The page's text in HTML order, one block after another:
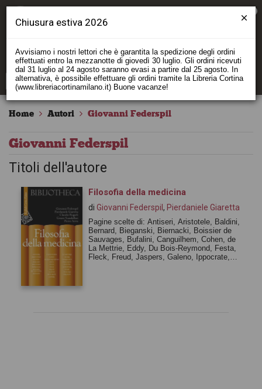
Home Autori Giovanni Federspil
Giovanni Federspil
Titoli dell'autore
Filosofia della medicina
di Giovanni Federspil , Pierdaniele Giaretta
Pagine scelte di: Antiseri, Aristotele, Baldini,
Bernard, Bieganski, Biernacki, Boissier de
Sauvages, Bufalini, Canguilhem, Cohen, de
La Mettrie, Eddy, Du Bois-Reymond, Festa,
Fleck, Freud, Jaspers, Galeno, Ippocrate,
Chiusura estiva 2026
Avvisiamo i nostri lettori che è garantita la spedizione degli ordini
effettuati entro la mezzanotte di giovedì 30 luglio. Gli ordini ricevuti
dal 31 luglio al 24 agosto saranno evasi a partire dal 25 agosto. In
alternativa, è possibile effettuare gli ordini tramite la Libreria Cortina
(www.libreriacortinamilano.it) Buone vacanze!